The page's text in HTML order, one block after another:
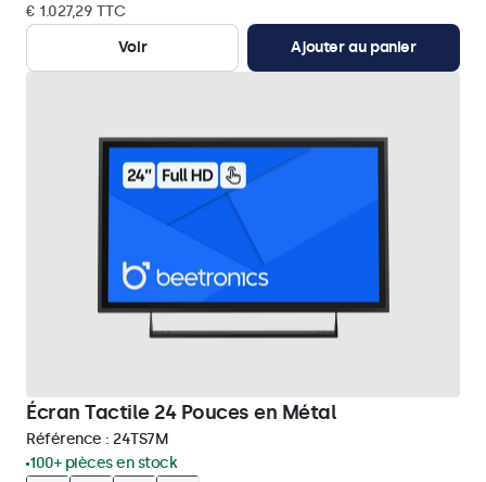
€ 1.027,29 TTC
Voir
Ajouter au panier
Écran Tactile 24 Pouces en Métal
Référence : 24TS7M
100+ pièces en stock